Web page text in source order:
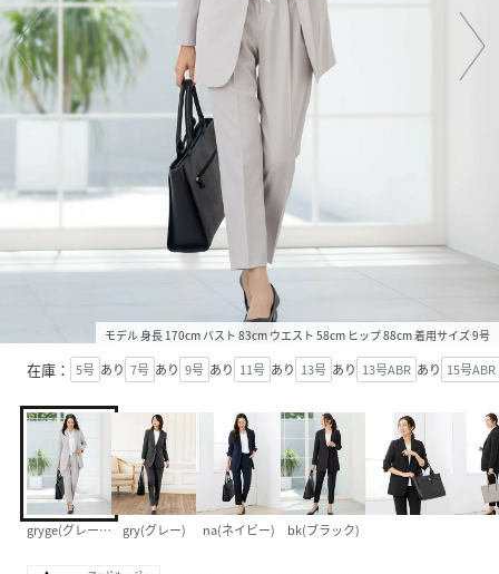
モデル 身長 170cm バスト 83cm ウエスト 58cm ヒップ 88cm 着用サイズ 9号
在庫： 5号 あり 7号 あり 9号 あり 11号 あり 13号 あり 13号ABR あり 15号ABR
gryge(グレージュ)gry(グレー) na(ネイビー) bk(ブラック)